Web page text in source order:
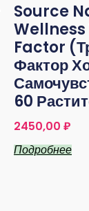
Source
Factor
Фактор
60
2450,00 ₽
Подробнее